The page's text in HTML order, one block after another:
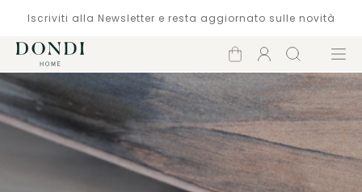
Iscriviti alla Newsletter e resta aggiornato sulle novità
Carrello
Account
Cerca Menù